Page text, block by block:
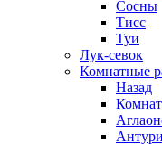
Сосны
Тисс
Туи
Лук-севок
Комнатные
Назад